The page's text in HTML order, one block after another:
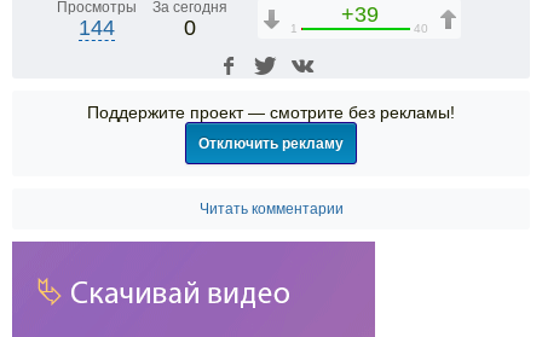
Просмотры
144
За сегодня
0
+39
1 40
Поддержите проект — смотрите без рекламы!
Отключить рекламу
Читать комментарии